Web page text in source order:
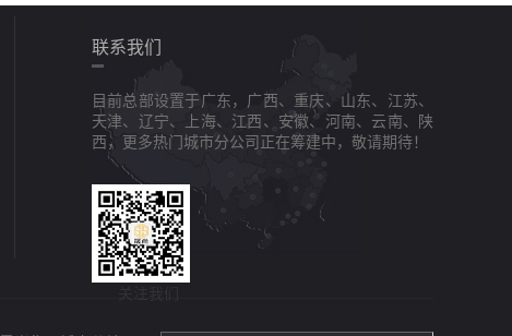
联系我们
目前总部设置于广东，广西、重庆、山东、江苏、
天津、辽宁、上海、江西、安徽、河南、云南、陕
西，更多热门城市分公司正在筹建中，敬请期待！